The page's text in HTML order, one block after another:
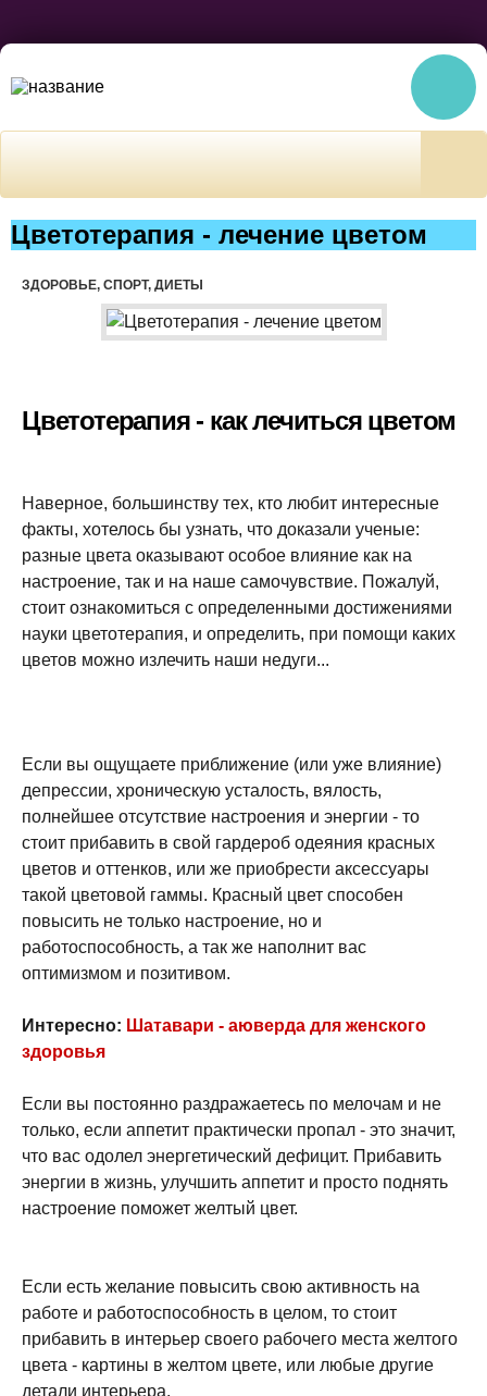
Цветотерапия - лечение цветом
ЗДОРОВЬЕ, СПОРТ, ДИЕТЫ
Цветотерапия - как лечиться цветом
Наверное, большинству тех, кто любит интересные
факты, хотелось бы узнать, что доказали ученые:
разные цвета оказывают особое влияние как на
настроение, так и на наше самочувствие. Пожалуй,
стоит ознакомиться с определенными достижениями
науки цветотерапия, и определить, при помощи каких
цветов можно излечить наши недуги...
Если вы ощущаете приближение (или уже влияние)
депрессии, хроническую усталость, вялость,
полнейшее отсутствие настроения и энергии - то
стоит прибавить в свой гардероб одеяния красных
цветов и оттенков, или же приобрести аксессуары
такой цветовой гаммы. Красный цвет способен
повысить не только настроение, но и
работоспособность, а так же наполнит вас
оптимизмом и позитивом.
Интересно: Шатавари - аюверда для женского
здоровья
Если вы постоянно раздражаетесь по мелочам и не
только, если аппетит практически пропал - это значит,
что вас одолел энергетический дефицит. Прибавить
энергии в жизнь, улучшить аппетит и просто поднять
настроение поможет желтый цвет.
Если есть желание повысить свою активность на
работе и работоспособность в целом, то стоит
прибавить в интерьер своего рабочего места желтого
цвета - картины в желтом цвете, или любые другие
детали интерьера.